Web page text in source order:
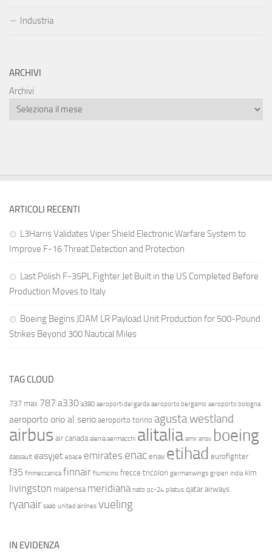
Industria
ARCHIVI
Archivi
ARTICOLI RECENTI
L3Harris Validates Viper Shield Electronic Warfare System to
Improve F-16 Threat Detection and Protection
Last Polish F-35PL Fighter Jet Built in the US Completed Before
Production Moves to Italy
Boeing Begins JDAM LR Payload Unit Production for 500-Pound
Strikes Beyond 300 Nautical Miles
TAG CLOUD
737 max 787 a330 a380 aeroporti del garda aeroporto bergamo aeroporto bologna
aeroporto orio al serio aeroporto torino agusta westland
airbus air canada alenia aermacchi alitalia amx ansv boeing
dassault easyjet ebace emirates enac enav etihad eurofighter
f35 finmeccanica finnair fiumicino frecce tricolori germanwings gripen india klm
livingston malpensa meridiana nato pc-24 pilatus qatar airways
ryanair saab united airlines vueling
IN EVIDENZA